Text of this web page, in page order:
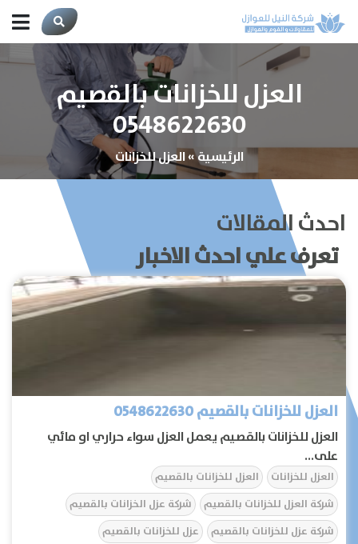
العزل للخزانات بالقصيم
0548622630
الرئيسية»العزل للخزانات
احدث المقالات
تعرف علي احدث الاخبار
العزل للخزانات بالقصيم 0548622630
العزل للخزانات بالقصيم يعمل العزل سواء حراري او مائي
على...
العزل للخزانات
العزل للخزانات بالقصيم
شركة العزل للخزانات بالقصيم
شركة عزل الخزانات بالقصيم
شركة عزل للخزانات بالقصيم
عزل للخزانات بالقصيم